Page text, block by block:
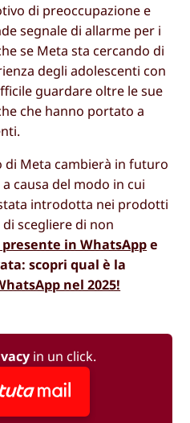
di preoccupazione e
segnale di allarme per i
se Meta sta cercando di
degli adolescenti con
guardare oltre le sue
che hanno portato a
di Meta cambierà in futuro
causa del modo in cui
introdotta nei prodotti
scegliere di non
in WhatsAppe
scopri qual è la
nel 2025!
in un click.